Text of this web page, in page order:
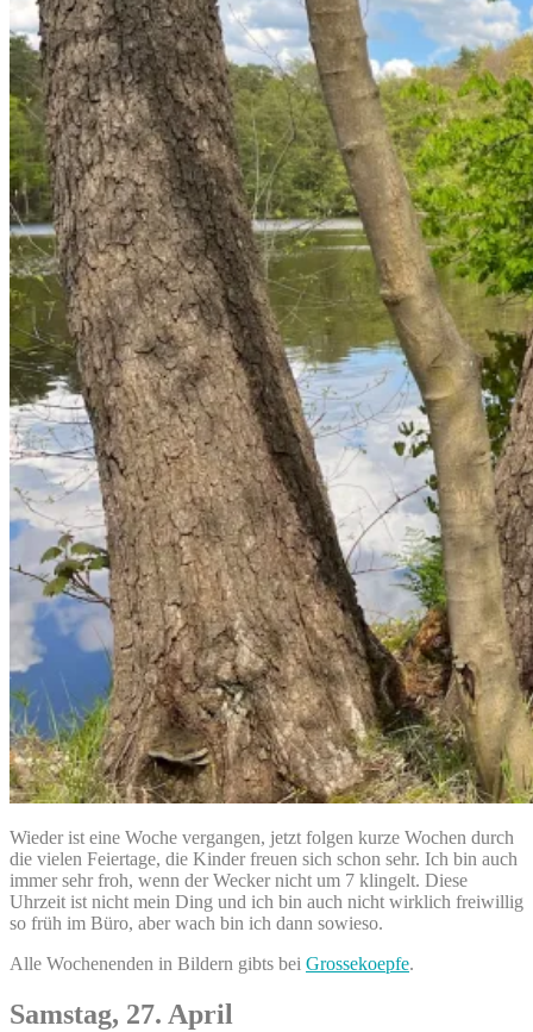
Wieder ist eine Woche vergangen, jetzt folgen kurze Wochen durch
die vielen Feiertage, die Kinder freuen sich schon sehr. Ich bin auch
immer sehr froh, wenn der Wecker nicht um 7 klingelt. Diese
Uhrzeit ist nicht mein Ding und ich bin auch nicht wirklich freiwillig
so früh im Büro, aber wach bin ich dann sowieso.
Alle Wochenenden in Bildern gibts bei Grossekoepfe.
Samstag, 27. April